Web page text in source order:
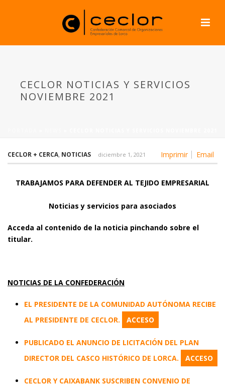
CECLOR NOTICIAS Y SERVICIOS
NOVIEMBRE 2021
Imprimir Email
CECLOR + CERCA, NOTICIAS diciembre 1, 2021
TRABAJAMOS PARA DEFENDER AL TEJIDO EMPRESARIAL
Noticias y servicios para asociados
Acceda al contenido de la noticia pinchando sobre el
titular.
NOTICIAS DE LA CONFEDERACIÓN
EL PRESIDENTE DE LA COMUNIDAD AUTÓNOMA RECIBE
AL PRESIDENTE DE CECLOR.
ACCESO
PUBLICADO EL ANUNCIO DE LICITACIÓN DEL PLAN
DIRECTOR DEL CASCO HISTÓRICO DE LORCA.
ACCESO
CECLOR Y CAIXABANK SUSCRIBEN CONVENIO DE